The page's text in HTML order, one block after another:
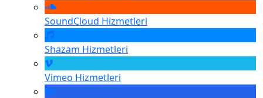
SoundCloud Hizmetleri
Shazam Hizmetleri
Vimeo Hizmetleri